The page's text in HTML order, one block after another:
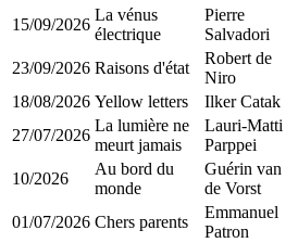
15/09/2026
La vénus
électrique
Pierre
Salvadori
23/09/2026 Raisons d'état
Robert de
Niro
18/08/2026 Yellow letters Ilker Catak
27/07/2026
La lumière ne
meurt jamais
Lauri-Matti
Parppei
10/2026
Au bord du
monde
Guérin van
de Vorst
01/07/2026 Chers parents
Emmanuel
Patron